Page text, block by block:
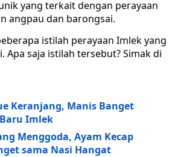
yang terkait dengan perayaan
angpau dan barongsai.
istilah perayaan Imlek yang
Apa saja istilah tersebut? Simak di
Keranjang, Manis Banget
Imlek
Menggoda, Ayam Kecap
sama Nasi Hangat